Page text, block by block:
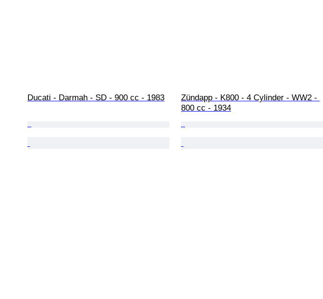
Ducati - Darmah - SD - 900 cc - 1983
Zündapp - K800 - 4 Cylinder - WW2 -
800 cc - 1934